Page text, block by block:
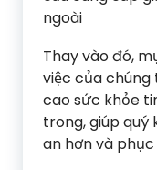
ngoài
Thay vào đó,
việc của chúng
cao sức khỏe
trong, giúp quý
an hơn và